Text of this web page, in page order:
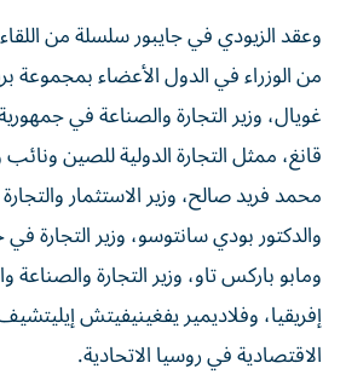
وعقد الزيودي في جايبور سلسلة من
من الوزراء في الدول الأعضاء
غويال، وزير التجارة والصناعة في
قانغ، ممثل التجارة الدولية للصين ونائب
محمد فريد صالح، وزير الاستثمار
والدكتور بودي سانتوسو، وزير التجارة
ومابو باركس تاو، وزير التجارة
إفريقيا، وفلاديمير يفغينيفيتش
الاقتصادية في روسيا الاتحادية.